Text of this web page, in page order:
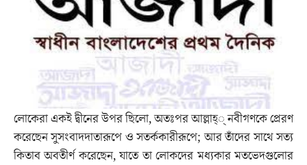
লোকেরা একই দ্বীনের উপর ছিলো, অতঃপর আল্লাহ্‌্‌ নবীগণকে প্রেরণ
করেছেন সুসংবাদদাতারূপে ও সতর্ককারীরূপে; আর তাঁদের সাথে সত্য
কিতাব অবতীর্ণ করেছেন, যাতে তা লোকদের মধ্যকার মতভেদগুলোর